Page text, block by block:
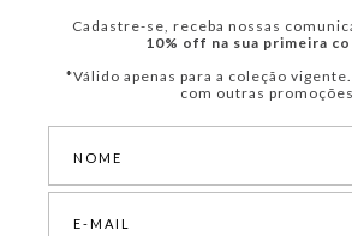
Cadastre-se, receba nossas
10% off na sua primeira
*Válido apenas para a coleção
com outras